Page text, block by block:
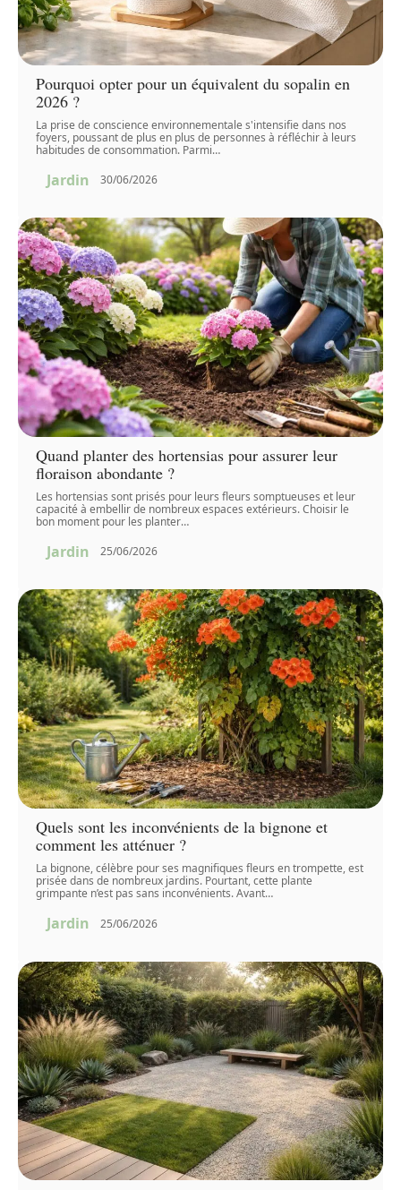
Pourquoi opter pour un équivalent du sopalin en
2026 ?
La prise de conscience environnementale s'intensifie dans nos
foyers, poussant de plus en plus de personnes à réfléchir à leurs
habitudes de consommation. Parmi…
Jardin 30/06/2026
Quand planter des hortensias pour assurer leur
floraison abondante ?
Les hortensias sont prisés pour leurs fleurs somptueuses et leur
capacité à embellir de nombreux espaces extérieurs. Choisir le
bon moment pour les planter…
Jardin 25/06/2026
Quels sont les inconvénients de la bignone et
comment les atténuer ?
La bignone, célèbre pour ses magnifiques fleurs en trompette, est
prisée dans de nombreux jardins. Pourtant, cette plante
grimpante n’est pas sans inconvénients. Avant…
Jardin 25/06/2026